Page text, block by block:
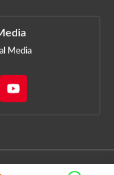
Media
headline